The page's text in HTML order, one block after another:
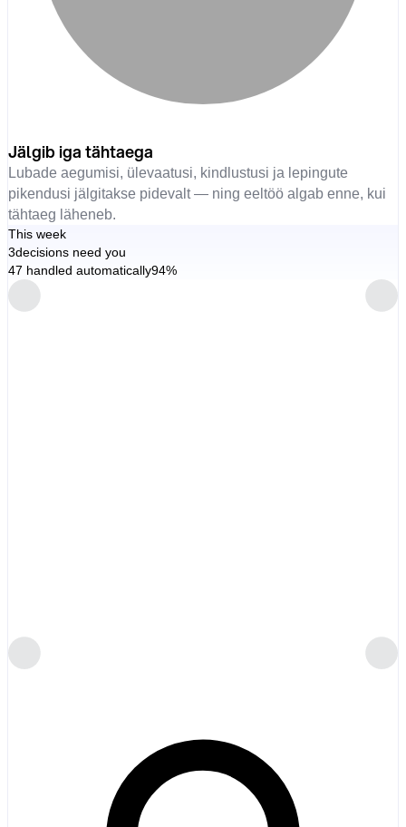
Jälgib iga tähtaega
Lubade aegumisi, ülevaatusi, kindlustusi ja lepingute
pikendusi jälgitakse pidevalt — ning eeltöö algab enne, kui
tähtaeg läheneb.
This week
3decisions need you
47 handled automatically94%